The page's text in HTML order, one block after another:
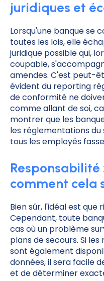
juridiques et
Lorsqu'une banque se
toutes les lois, elle
juridique possible qui,
coupable,
amendes. C'est peut-
évident du reporting
de conformité ne
comme allant de soi,
montrer que les
les réglementations
tous les employés
comment cela
Bien sûr, l'idéal est que
Cependant, toute
cas où un problème
plans de secours. Si
sont également
données, il sera facile
et de déterminer